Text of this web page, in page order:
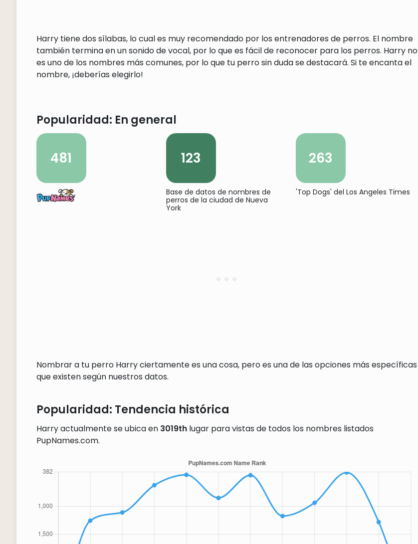
Harry tiene dos sílabas, lo cual es muy recomendado por los entrenadores de perros. El nombre
también termina en un sonido de vocal, por lo que es fácil de reconocer para los perros. Harry no
es uno de los nombres más comunes, por lo que tu perro sin duda se destacará. Si te encanta el
nombre, ¡deberías elegirlo!
Popularidad: En general
481 123
Base de datos de nombres de
perros de la ciudad de Nueva
York
263
'Top Dogs' del Los Angeles Times
Nombrar a tu perro Harry ciertamente es una cosa, pero es una de las opciones más específicas
que existen según nuestros datos.
Popularidad: Tendencia histórica
Harry actualmente se ubica en 3019thlugar para vistas de todos los nombres listados
PupNames.com.